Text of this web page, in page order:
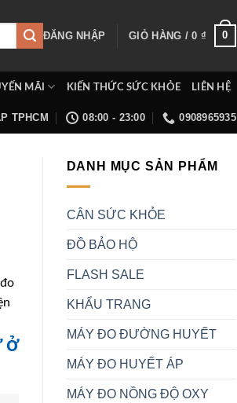
ĐĂNG NHẬP GIỎ HÀNG /0 ₫ 0
MÃI KIẾN THỨC SỨC KHỎE LIÊN HỆ
TPHCM 08:00 - 23:00 0908965935
ở
DANH MỤC SẢN PHẨM
CÂN SỨC KHỎE
ĐỒ BẢO HỘ
FLASH SALE
KHẨU TRANG
MÁY ĐO ĐƯỜNG HUYẾT
MÁY ĐO HUYẾT ÁP
MÁY ĐO NỒNG ĐỘ OXY